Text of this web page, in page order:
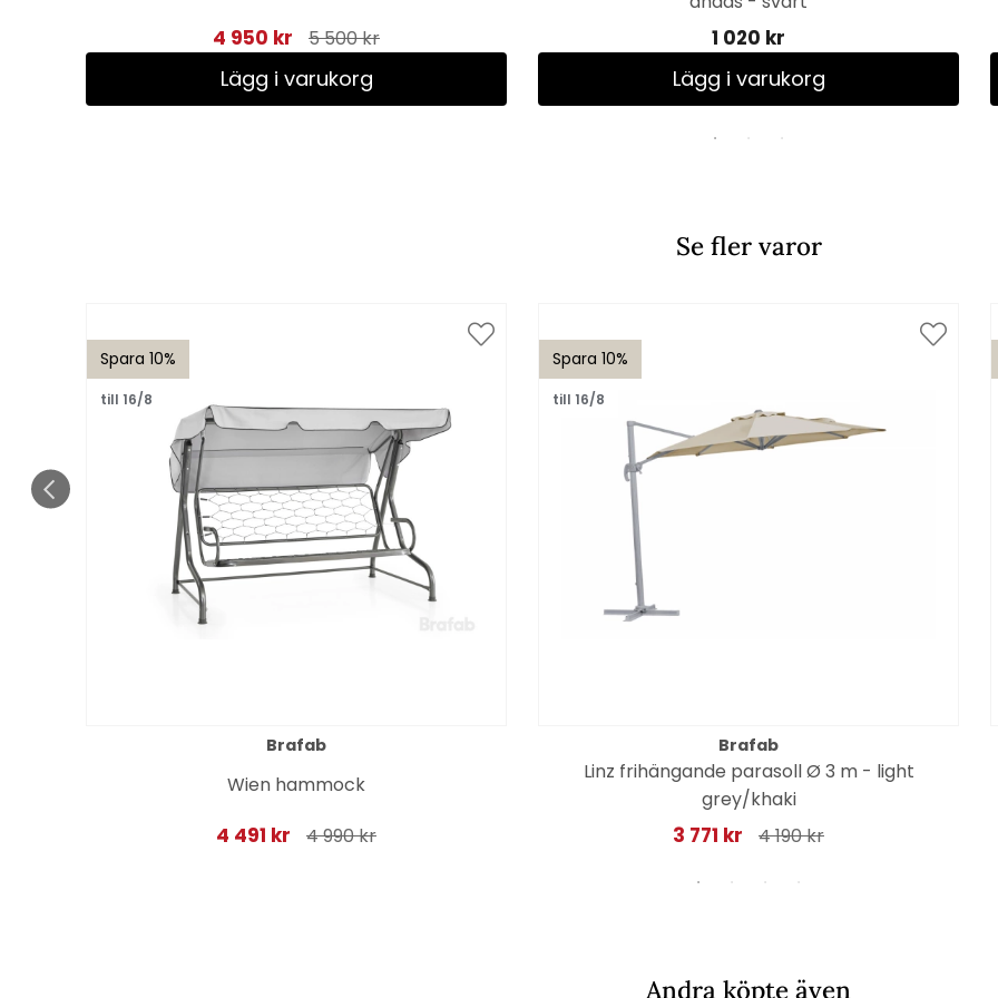
4 950 kr 5 500 kr
Lägg i varukorg
1 020 kr
Lägg i varukorg
Se fler varor
Spara 10%
till 16/8
Brafab
Wien hammock
4 491 kr 4 990 kr
Spara 10%
till 16/8
Brafab
Linz frihängande parasoll Ø 3 m - light
grey/khaki
3 771 kr 4 190 kr
Andra köpte även